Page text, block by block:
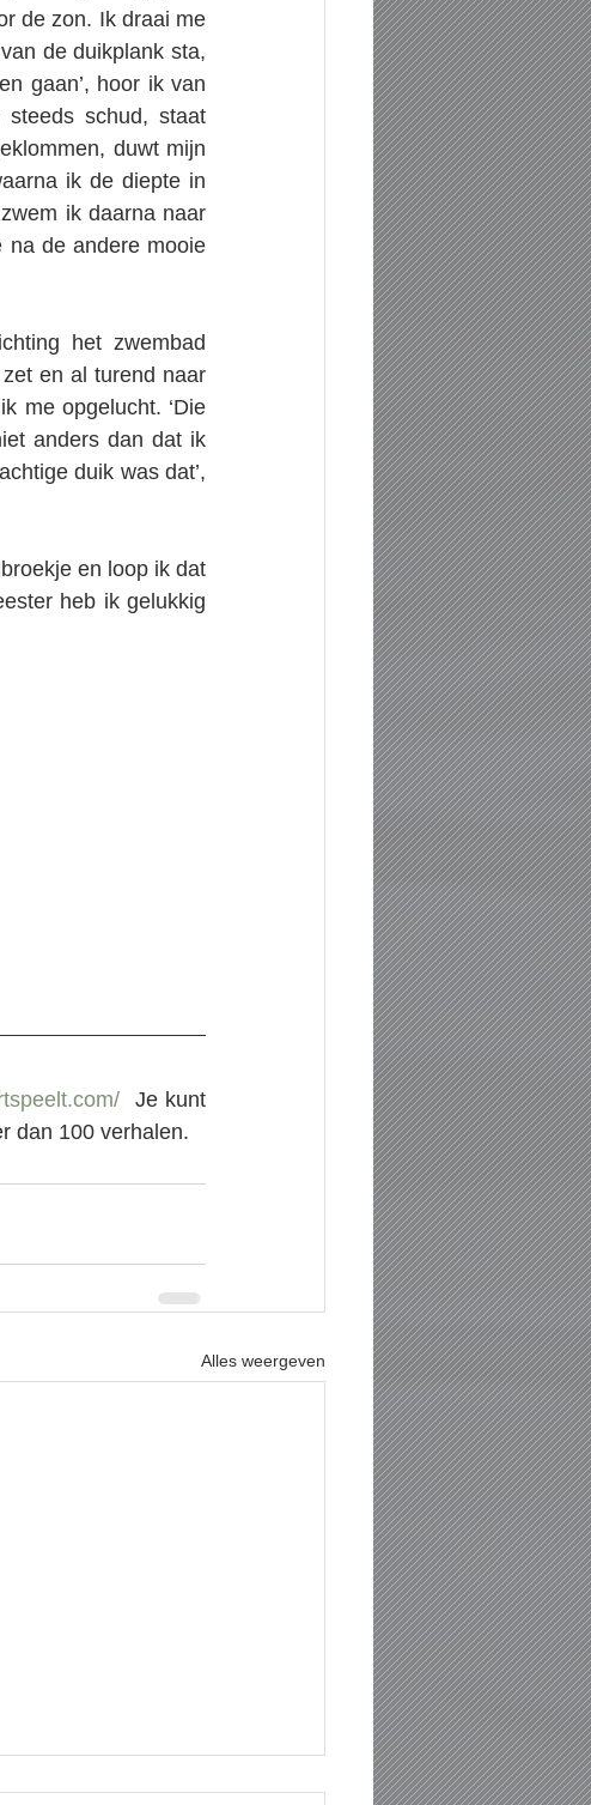
de zon. Ik draai me
de duikplank sta,
gaan’, hoor ik van
schud, staat
duwt mijn
ik de diepte in
ik daarna naar
de andere mooie
het zwembad
en al turend naar
me opgelucht. ‘Die
anders dan dat ik
duik was dat’,
en loop ik dat
heb ik gelukkig
Je kunt
dan 100 verhalen.
Alles weergeven